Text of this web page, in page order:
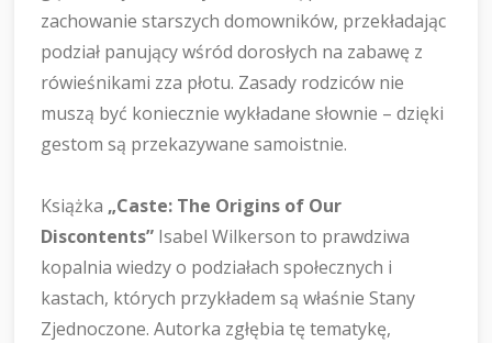
zachowanie starszych domowników, przekładając
podział panujący wśród dorosłych na zabawę z
rówieśnikami zza płotu. Zasady rodziców nie
muszą być koniecznie wykładane słownie – dzięki
gestom są przekazywane samoistnie.
Książka „Caste: The Origins of Our
Discontents” Isabel Wilkerson to prawdziwa
kopalnia wiedzy o podziałach społecznych i
kastach, których przykładem są właśnie Stany
Zjednoczone. Autorka zgłębia tę tematykę,